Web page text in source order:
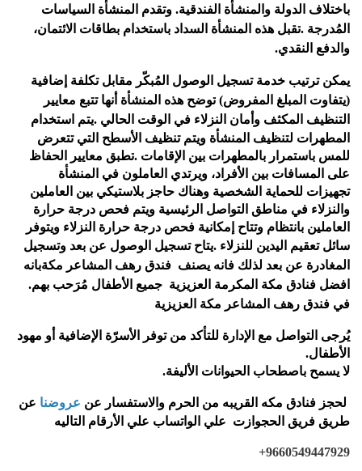
باختلاف الدولة والمنشأة الفندقية. وتقدم المنشأة السياسات
المُدرجة .تقبل هذه المنشأة السداد باستخدام بطاقات الائتمان،
والدفع النقدي.
يمكن ترتيب خدمة تسجيل الوصول المُبكّر مقابل تكلفة إضافية
(يتفاوت المبلغ المفروض) توضح هذه المنشأة أنها تتبع معايير
التنظيف المكثف وأمان النزلاء في الوقت الحالي .يتم استخدام
المطهرات لتنظيف المنشأة ويتم تنظيف الأسطح التي تتعرض
للمس باستمرار بالمطهرات بين الإقامات .تطبق معايير الحفاظ
على المسافات بين الأفراد، ويرتدي العاملون في المنشأة
تجهيزات للحماية الشخصية وهناك حاجز بلاستيكي بين العاملين
والنزلاء في مناطق التواصل الرئيسية ويتم فحص درجة حرارة
العاملين بانتظام وتتاح إمكانية فحص درجة حرارة النزلاء ويتوفر
سائل تعقيم اليدين للنزلاء .يتاح تسجيل الوصول عن بعد وتسجيل
المغادرة عن بعد لذلك فانه يصنف فندق رهف المشاعر مكةبانه
افضل فنادق مكة المكرمة العزيزية جميع الأطفال مُرَحب بهم.
في فندق رهف المشاعر مكة العزيزية
يُرجى التواصل مع الإدارة للتأكد من توفر الأسرّة الإضافية أو مهود
الأطفال.
لا يسمح باصطحاب الحيوانات الأليفة.
لحجز فنادق مكه القريبه من الحرم والاستفسار عن عروضنا عن
طريق فريق الحجوازت علي الواتساب علي الأرقام التاليه
+9660549447929